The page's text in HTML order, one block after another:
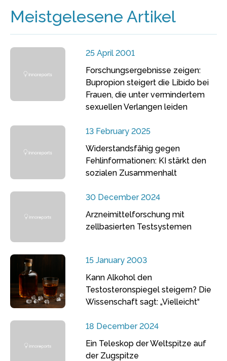
Meistgelesene Artikel
25 April 2001
Forschungsergebnisse zeigen:
Bupropion steigert die Libido bei
Frauen, die unter vermindertem
sexuellen Verlangen leiden
13 February 2025
Widerstandsfähig gegen
Fehlinformationen: KI stärkt den
sozialen Zusammenhalt
30 December 2024
Arzneimittelforschung mit
zellbasierten Testsystemen
15 January 2003
Kann Alkohol den
Testosteronspiegel steigern? Die
Wissenschaft sagt: „Vielleicht“
18 December 2024
Ein Teleskop der Weltspitze auf
der Zugspitze